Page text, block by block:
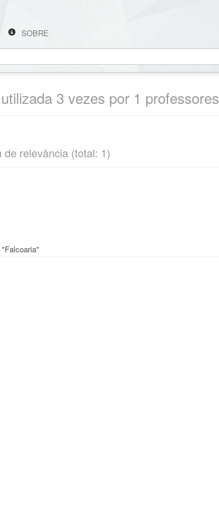
SOBRE
utilizada 3 vezes por 1 professores
de relevância (total: 1)